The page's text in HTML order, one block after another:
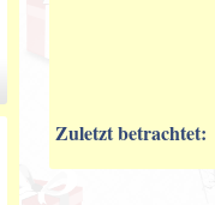
Zuletzt betrachtet: